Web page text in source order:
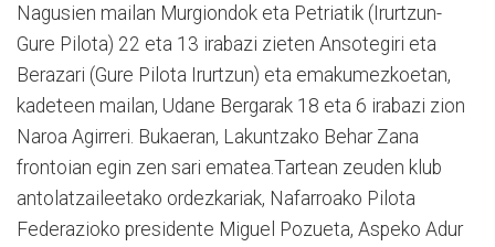
Nagusien mailan Murgiondok eta Petriatik (Irurtzun-
Gure Pilota) 22 eta 13 irabazi zieten Ansotegiri eta
Berazari (Gure Pilota Irurtzun) eta emakumezkoetan,
kadeteen mailan, Udane Bergarak 18 eta 6 irabazi zion
Naroa Agirreri. Bukaeran, Lakuntzako Behar Zana
frontoian egin zen sari ematea.Tartean zeuden klub
antolatzaileetako ordezkariak, Nafarroako Pilota
Federazioko presidente Miguel Pozueta, Aspeko Adur